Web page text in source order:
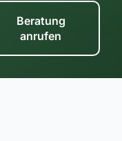
Beratung
anrufen